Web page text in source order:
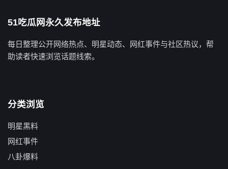
51吃瓜网永久发布地址
每日整理公开网络热点、明星动态、网红事件与社区热议，帮
助读者快速浏览话题线索。
分类浏览
明星黑料
网红事件
八卦爆料